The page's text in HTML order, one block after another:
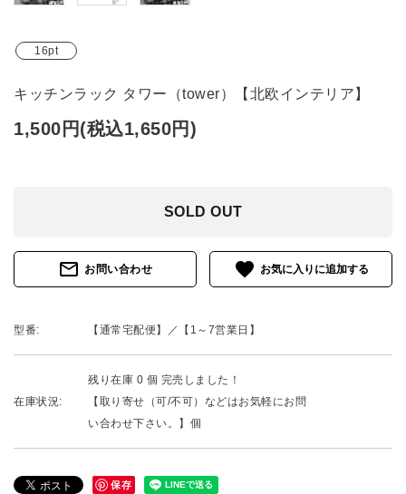
16pt
キッチンラック タワー（tower）【北欧インテリア】
1,500円(税込1,650円)
SOLD OUT
mail_outline お問い合わせ favorite
型番: 【通常宅配便】／【1～7営業日】
在庫状況:
残り在庫 0 個 完売しました！
【取り寄せ（可/不可）などはお気軽にお問
い合わせ下さい。】個
保存